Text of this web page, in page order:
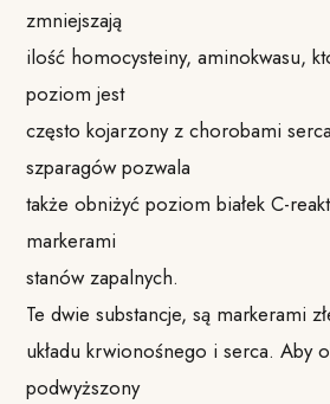
zmniejszają
ilość homocysteiny, aminokwasu,
poziom jest
często kojarzony z chorobami
szparagów pozwala
także obniżyć poziom białek C-
markerami
stanów zapalnych.
Te dwie substancje, są markerami
układu krwionośnego i serca. Aby
podwyższony